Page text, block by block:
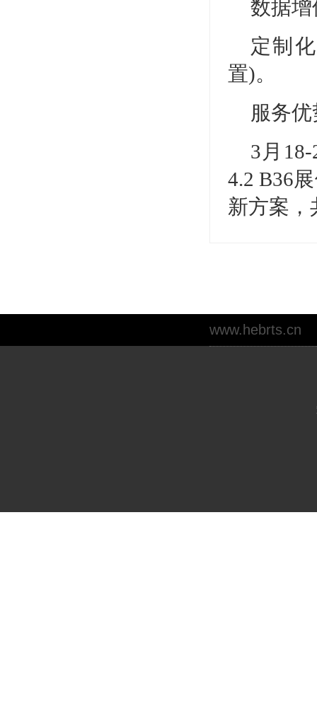
数据
定制
置)。
服务
3月
4.2 B36
新方案
www.hebrts.cn